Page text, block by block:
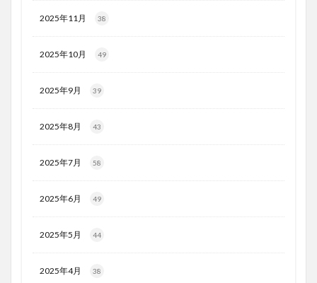
2025年11月 38
2025年10月 49
2025年9月 39
2025年8月 43
2025年7月 58
2025年6月 49
2025年5月 44
2025年4月 38